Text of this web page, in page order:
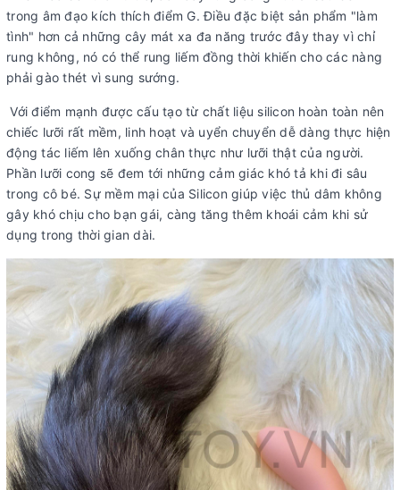
trong âm đạo kích thích điểm G. Điều đặc biệt sản phẩm "làm
tình" hơn cả những cây mát xa đa năng trước đây thay vì chỉ
rung không, nó có thể rung liếm đồng thời khiến cho các nàng
phải gào thét vì sung sướng.
Với điểm mạnh được cấu tạo từ chất liệu silicon hoàn toàn nên
chiếc lưỡi rất mềm, linh hoạt và uyển chuyển dễ dàng thực hiện
động tác liếm lên xuống chân thực như lưỡi thật của người.
Phần lưỡi cong sẽ đem tới những cảm giác khó tả khi đi sâu
trong cô bé. Sự mềm mại của Silicon giúp việc thủ dâm không
gây khó chịu cho bạn gái, càng tăng thêm khoái cảm khi sử
dụng trong thời gian dài.